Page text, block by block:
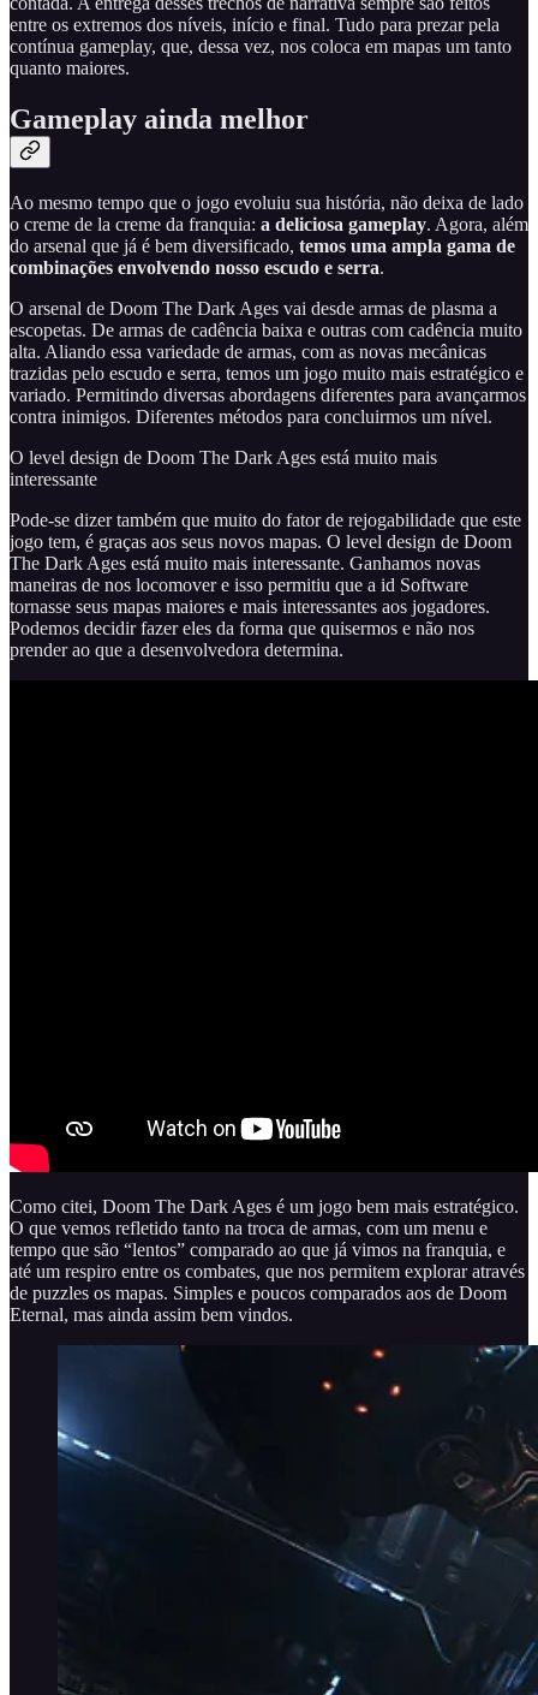
entre os extremos dos níveis, início e final. Tudo para prezar pela
contínua gameplay, que, dessa vez, nos coloca em mapas um tanto
quanto maiores.
Gameplay ainda melhor
Ao mesmo tempo que o jogo evoluiu sua história, não deixa de lado
o creme de la creme da franquia: a deliciosa gameplay. Agora, além
do arsenal que já é bem diversificado, temos uma ampla gama de
combinações envolvendo nosso escudo e serra.
O arsenal de Doom The Dark Ages vai desde armas de plasma a
escopetas. De armas de cadência baixa e outras com cadência muito
alta. Aliando essa variedade de armas, com as novas mecânicas
trazidas pelo escudo e serra, temos um jogo muito mais estratégico e
variado. Permitindo diversas abordagens diferentes para avançarmos
contra inimigos. Diferentes métodos para concluirmos um nível.
O level design de Doom The Dark Ages está muito mais
interessante
Pode-se dizer também que muito do fator de rejogabilidade que este
jogo tem, é graças aos seus novos mapas. O level design de Doom
The Dark Ages está muito mais interessante. Ganhamos novas
maneiras de nos locomover e isso permitiu que a id Software
tornasse seus mapas maiores e mais interessantes aos jogadores.
Podemos decidir fazer eles da forma que quisermos e não nos
prender ao que a desenvolvedora determina.
Como citei, Doom The Dark Ages é um jogo bem mais estratégico.
O que vemos refletido tanto na troca de armas, com um menu e
tempo que são “lentos” comparado ao que já vimos na franquia, e
até um respiro entre os combates, que nos permitem explorar através
de puzzles os mapas. Simples e poucos comparados aos de Doom
Eternal, mas ainda assim bem vindos.